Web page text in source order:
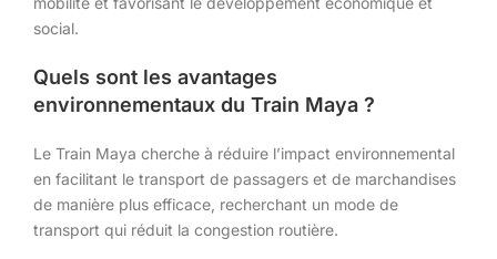
social.
Quels sont les avantages
environnementaux du Train Maya ?
Le Train Maya cherche à réduire l’impact environnemental
en facilitant le transport de passagers et de marchandises
de manière plus efficace, recherchant un mode de
transport qui réduit la congestion routière.